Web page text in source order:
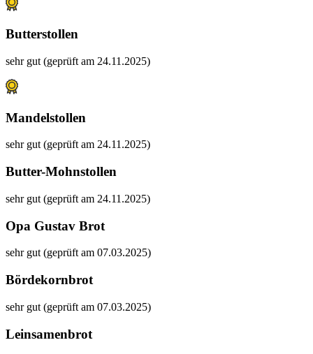
Butterstollen
sehr gut (geprüft am 24.11.2025)
Mandelstollen
sehr gut (geprüft am 24.11.2025)
Butter-Mohnstollen
sehr gut (geprüft am 24.11.2025)
Opa Gustav Brot
sehr gut (geprüft am 07.03.2025)
Bördekornbrot
sehr gut (geprüft am 07.03.2025)
Leinsamenbrot